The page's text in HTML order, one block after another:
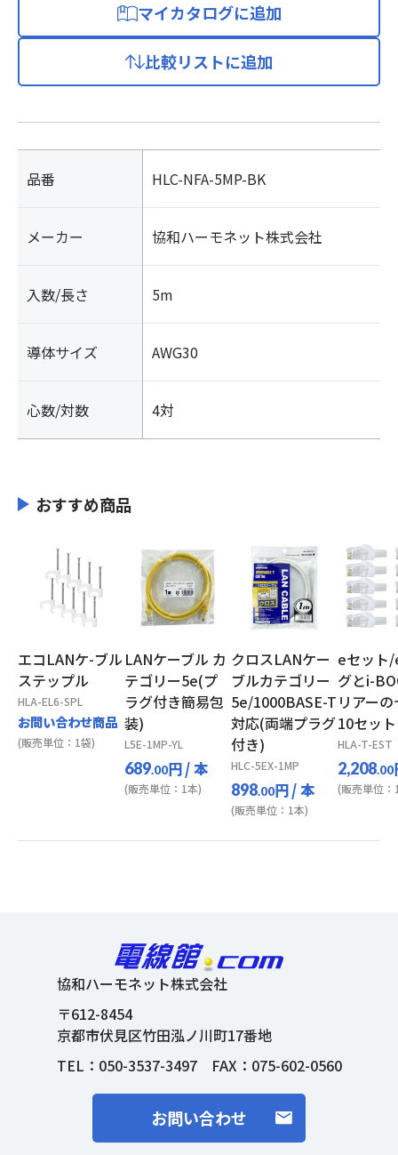
マイカタログに追加
比較リストに追加
品番 HLC-NFA-5MP-BK
メーカー 協和ハーモネット株式会社
入数/長さ 5m
導体サイズ AWG30
心数/対数 4対
おすすめ商品
エコLANケ-ブル
ステップル
HLA-EL6-SPL
お問い合わせ商品
(販売単位：1袋)
LANケーブル カ
テゴリー5e(プ
ラグ付き簡易包
装)
L5E-1MP-YL
689.00円/ 本
(販売単位：1本)
クロスLANケー
ブルカテゴリー
5e/1000BASE-T
対応(両端プラグ
付き)
HLC-5EX-1MP
898.00円/ 本
(販売単位：1本)
eセット
グとi-
リアー
10セット
HLA-T-EST
2,208.00
(販売単位：
協和ハーモネット株式会社
〒612-8454
京都市伏見区竹田泓ノ川町17番地
TEL： 050-3537-3497FAX：075-602-0560
お問い合わせ